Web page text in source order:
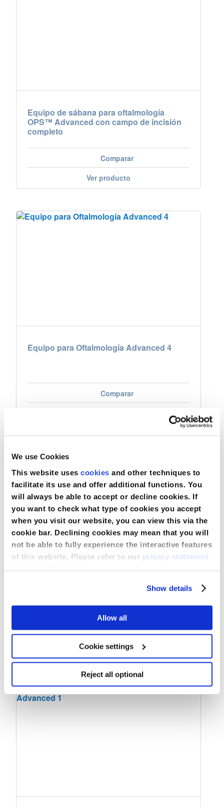
We use Cookies
This website uses cookies and other techniques to
facilitate its use and offer additional functions. You
will always be able to accept or decline cookies. If
you want to check what type of cookies you accept
when you visit our website, you can view this via the
cookie bar. Declining cookies may mean that you will
not be able to fully experience the interactive features
of this website. Please refer to our privacy statement
for more information.
Show details
Allow all
Cookie settings
Reject all optional
Equipo de sábana para oftalmología
OPS™ Advanced con campo de incisión
completo
Comparar
Ver producto
Equipo para Oftalmología Advanced 4
Comparar
Equipo para Estrabismo Ultimate
Comparar
Ver producto